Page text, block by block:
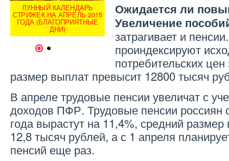
ЛУННЫЙ КАЛЕНДАРЬ
СТРИЖЕК НА АПРЕЛЬ 2015
ГОДА (БЛАГОПРИЯТНЫЕ
ДНИ)
ЛУННЫЙ КАЛЕНДАРЬ
СТРИЖЕК НА МАЙ 2015
ГОДА (БЛАГОПРИЯТНЫЕ
ДНИ)
Ожидается ли
Увеличение
затрагивает и
проиндексируют
потребительских
размер выплат превысит 12800 тысяч
В апреле трудовые пенсии увеличат с
доходов ПФР. Трудовые пенсии россиян
года вырастут на 11,4%, средний
12,8 тысяч рублей, а с 1 апреля
пенсий еще раз.